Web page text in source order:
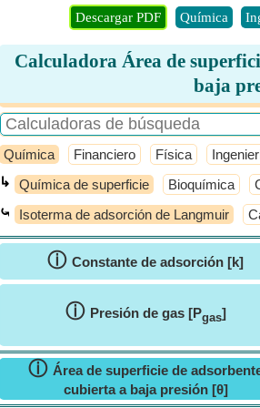
Descargar PDF Química
Calculadora Área de
baja
Química Financiero Física
↳ Química de superficie Bioquímica
⤿ Isoterma de adsorción de Langmuir
ⓘ Constante de adsorción [k]
ⓘ Presión de gas [Pgas]
ⓘ Área de superficie de
cubierta a baja presión [θ]